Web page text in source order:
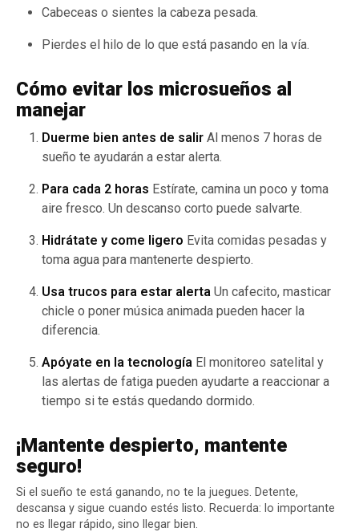
Cabeceas o sientes la cabeza pesada.
Pierdes el hilo de lo que está pasando en la vía.
Cómo evitar los microsueños al
manejar
Duerme bien antes de salir Al menos 7 horas de
sueño te ayudarán a estar alerta.
Para cada 2 horas Estírate, camina un poco y toma
aire fresco. Un descanso corto puede salvarte.
Hidrátate y come ligero Evita comidas pesadas y
toma agua para mantenerte despierto.
Usa trucos para estar alerta Un cafecito, masticar
chicle o poner música animada pueden hacer la
diferencia.
Apóyate en la tecnología El monitoreo satelital y
las alertas de fatiga pueden ayudarte a reaccionar a
tiempo si te estás quedando dormido.
¡Mantente despierto, mantente
seguro!
Si el sueño te está ganando, no te la juegues. Detente,
descansa y sigue cuando estés listo. Recuerda: lo importante
no es llegar rápido, sino llegar bien.